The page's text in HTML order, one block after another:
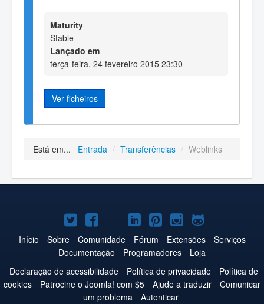
Maturity
Stable
Lançado em
terça-feira, 24 fevereiro 2015 23:30
Ver ficheiros
Está em... Entrada / Transferências / Weblinks
Joomla!
no
Twitter
Joomla!
no
Facebook
Joomla!
no
YouTube
Joomla!
no
LinkedIn
Joomla!
no
Pinterest
Joomla!
no
Instagram
Joomla!
no
GitHub
Início Sobre Comunidade Fórum Extensões
Serviços
Documentação
Programadores
Loja
Declaração de acessibilidade
Política de privacidade
Política de
cookies
Patrocine o Joomla! com $5 Ajude a traduzir
Comunicar
um problema
Autenticar